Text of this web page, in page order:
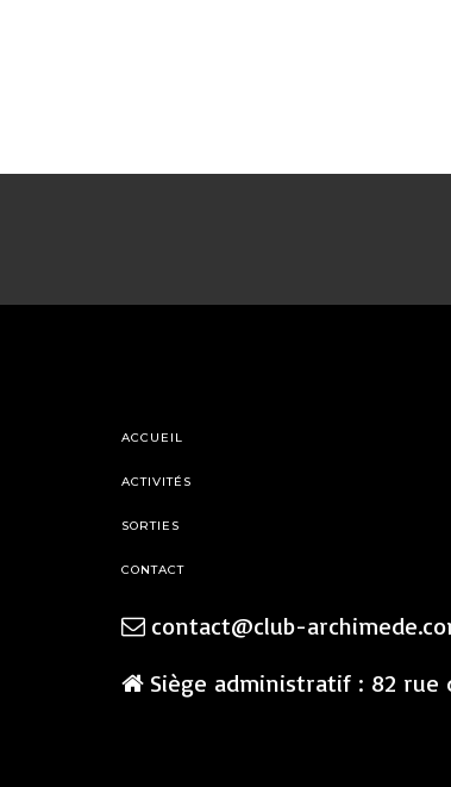
ACCUEIL
ACTIVITÉS
SORTIES
CONTACT
contact@club-
Siège administratif : 82 rue